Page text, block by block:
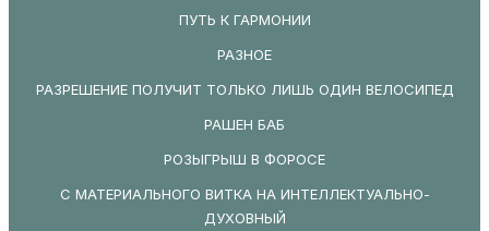
ПУТЬ К ГАРМОНИИ
РАЗНОЕ
РАЗРЕШЕНИЕ ПОЛУЧИТ ТОЛЬКО ЛИШЬ ОДИН ВЕЛОСИПЕД
РАШЕН БАБ
РОЗЫГРЫШ В ФОРОСЕ
С МАТЕРИАЛЬНОГО ВИТКА НА ИНТЕЛЛЕКТУАЛЬНО-
ДУХОВНЫЙ